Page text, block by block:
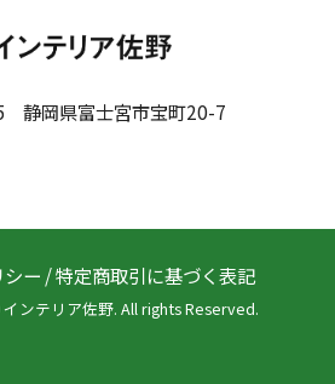
静岡県富士宮市宝町20-7
ー /特定商取引に基づく表記
ンテリア佐野. All rights Reserved.